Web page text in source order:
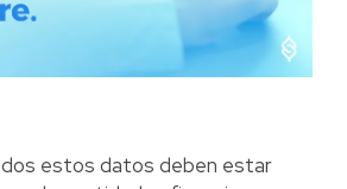
estos datos deben estar